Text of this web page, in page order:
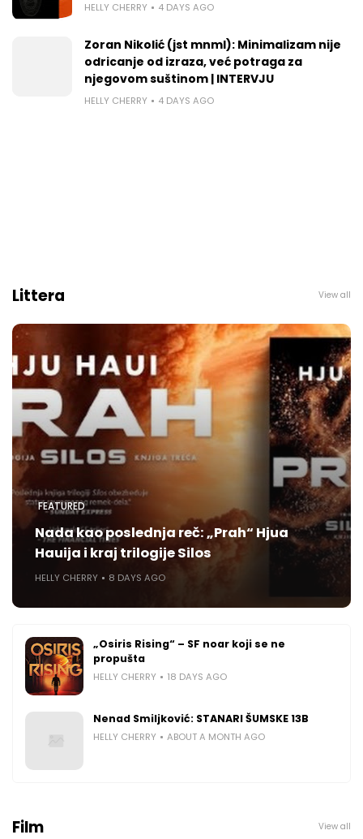
HELLY CHERRY 4 DAYS AGO
Zoran Nikolić (jst mnml): Minimalizam nije
odricanje od izraza, već potraga za
njegovom suštinom | INTERVJU
HELLY CHERRY 4 DAYS AGO
Littera View all
FEATURED
Nada kao poslednja reč: „Prah“ Hjua
Hauija i kraj trilogije Silos
HELLY CHERRY 8 DAYS AGO
„Osiris Rising“ – SF noar koji se ne
propušta
HELLY CHERRY 18 DAYS AGO
Nenad Smiljković: STANARI ŠUMSKE 13B
HELLY CHERRY ABOUT A MONTH AGO
Film View all